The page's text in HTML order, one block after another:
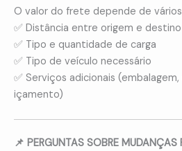
O valor do frete depende de
✅ Distância entre origem e destino
✅ Tipo e quantidade de carga
✅ Tipo de veículo necessário
✅ Serviços adicionais
içamento)
📌 PERGUNTAS SOBRE MUDANÇAS